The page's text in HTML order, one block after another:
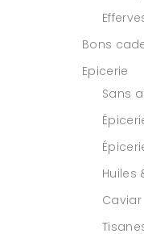
Bons
Epicerie
Sans
Huiles
Caviar